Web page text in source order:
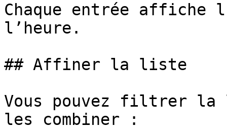
Chaque entrée affiche
l’heure.
## Affiner la liste
Vous pouvez filtrer
les combiner :